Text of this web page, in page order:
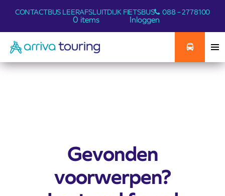
CONTACTBUS LEERAFSLUITDIJK FIETSBUS 088 – 2778100
0 items Inloggen
Gevonden
voorwerpen?